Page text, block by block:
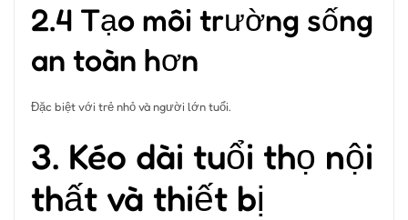
2.4 Tạo môi trường sống
an toàn hơn
Đặc biệt với trẻ nhỏ và người lớn tuổi.
3. Kéo dài tuổi thọ nội
thất và thiết bị